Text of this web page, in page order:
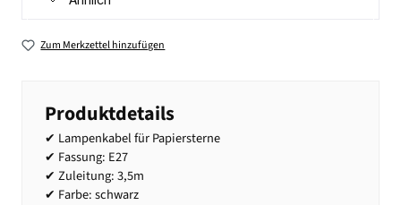
Zum Merkzettel hinzufügen
Produktdetails
✔ Lampenkabel für Papiersterne
✔ Fassung: E27
✔ Zuleitung: 3,5m
✔ Farbe: schwarz